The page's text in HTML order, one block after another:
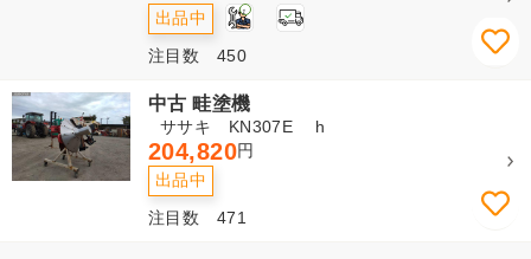
出品中 1
注目数 450
中古 畦塗機
ササキ KN307E h
204,820円
出品中
注目数 471